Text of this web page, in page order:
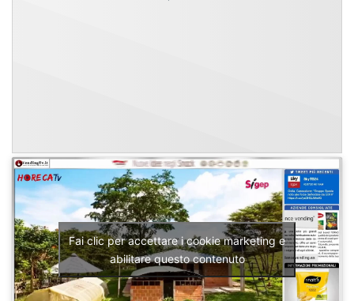
Fai clic per accettare i cookie marketing e
abilitare questo contenuto